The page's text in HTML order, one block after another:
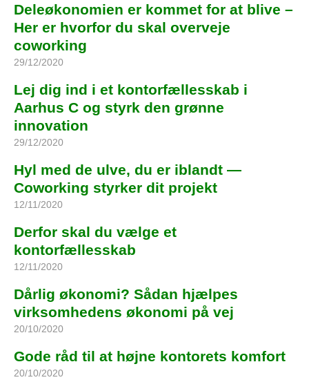
Deleøkonomien er kommet for at blive –
Her er hvorfor du skal overveje
coworking
29/12/2020
Lej dig ind i et kontorfællesskab i
Aarhus C og styrk den grønne
innovation
29/12/2020
Hyl med de ulve, du er iblandt —
Coworking styrker dit projekt
12/11/2020
Derfor skal du vælge et
kontorfællesskab
12/11/2020
Dårlig økonomi? Sådan hjælpes
virksomhedens økonomi på vej
20/10/2020
Gode råd til at højne kontorets komfort
20/10/2020